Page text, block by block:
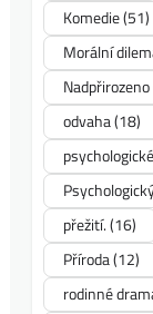
Komedie(51)
Morální
Nadpřirozeno
odvaha(18)
přežití.(16)
Příroda(12)
rodinné